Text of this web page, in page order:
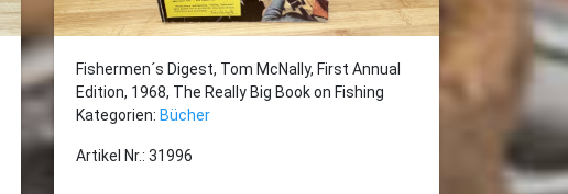
Fishermen´s Digest, Tom McNally, First Annual
Edition, 1968, The Really Big Book on Fishing
Kategorien: Bücher
Artikel Nr.: 31996